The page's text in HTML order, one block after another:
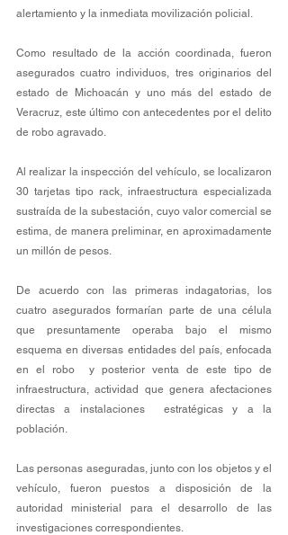
alertamiento y la inmediata movilización policial.
Como resultado de la acción coordinada, fueron
asegurados cuatro individuos, tres originarios del
estado de Michoacán y uno más del estado de
Veracruz, este último con antecedentes por el delito
de robo agravado.
Al realizar la inspección del vehículo, se localizaron
30 tarjetas tipo rack, infraestructura especializada
sustraída de la subestación, cuyo valor comercial se
estima, de manera preliminar, en aproximadamente
un millón de pesos.
De acuerdo con las primeras indagatorias, los
cuatro asegurados formarían parte de una célula
que presuntamente operaba bajo el mismo
esquema en diversas entidades del país, enfocada
en el robo  y posterior venta de este tipo de
infraestructura, actividad que genera afectaciones
directas a instalaciones  estratégicas y a la
población.
Las personas aseguradas, junto con los objetos y el
vehículo, fueron puestos a disposición de la
autoridad ministerial para el desarrollo de las
investigaciones correspondientes.